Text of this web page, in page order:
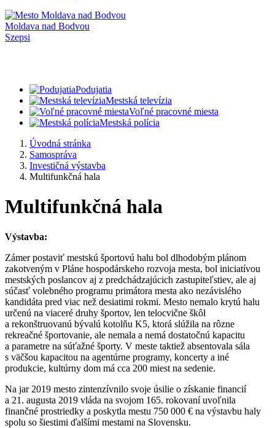
Moldava nad Bodvou
Szepsi
Podujatia
Mestská televízia
Voľné pracovné miesta
Mestská polícia
Úvodná stránka
Samospráva
Investičná výstavba
Multifunkčná hala
Multifunkčná hala
Výstavba:
Zámer postaviť mestskú športovú halu bol dlhodobým plánom
zakotveným v Pláne hospodárskeho rozvoja mesta, bol iniciatívou
mestských poslancov aj z predchádzajúcich zastupiteľstiev, ale aj
súčasť volebného programu primátora mesta ako nezávislého
kandidáta pred viac než desiatimi rokmi. Mesto nemalo krytú halu
určenú na viaceré druhy športov, len telocvične škôl
a rekonštruovanú bývalú kotolňu K5, ktorá slúžila na rôzne
rekreačné športovanie, ale nemala a nemá dostatočnú kapacitu
a parametre na súťažné športy. V meste taktiež absentovala sála
s väčšou kapacitou na agentúrne programy, koncerty a iné
produkcie, kultúrny dom má cca 200 miest na sedenie.
Na jar 2019 mesto zintenzívnilo svoje úsilie o získanie financií
a 21. augusta 2019 vláda na svojom 165. rokovaní uvoľnila
finančné prostriedky a poskytla mestu 750 000 € na výstavbu haly
spolu so šiestimi ďalšími mestami na Slovensku.